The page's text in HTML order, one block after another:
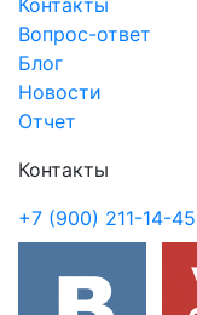
Контакты
Вопрос-ответ
Блог
Новости
Отчет
Контакты
+7 (900) 211-14-45